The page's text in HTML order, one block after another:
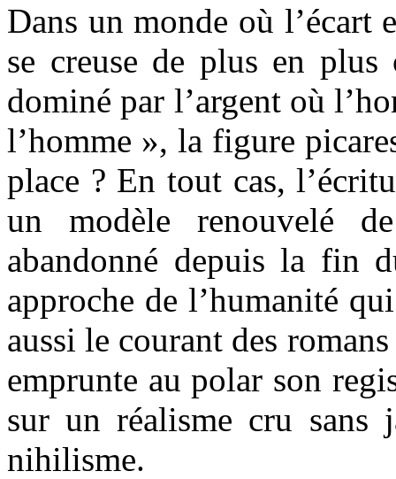
Dans un monde où l’écart
se creuse de plus en plus
dominé par l’argent où
l’homme », la figure
place ? En tout cas,
un modèle renouvelé
abandonné depuis la fin
approche de l’humanité
aussi le courant des
emprunte au polar son
sur un réalisme cru sans
nihilisme.